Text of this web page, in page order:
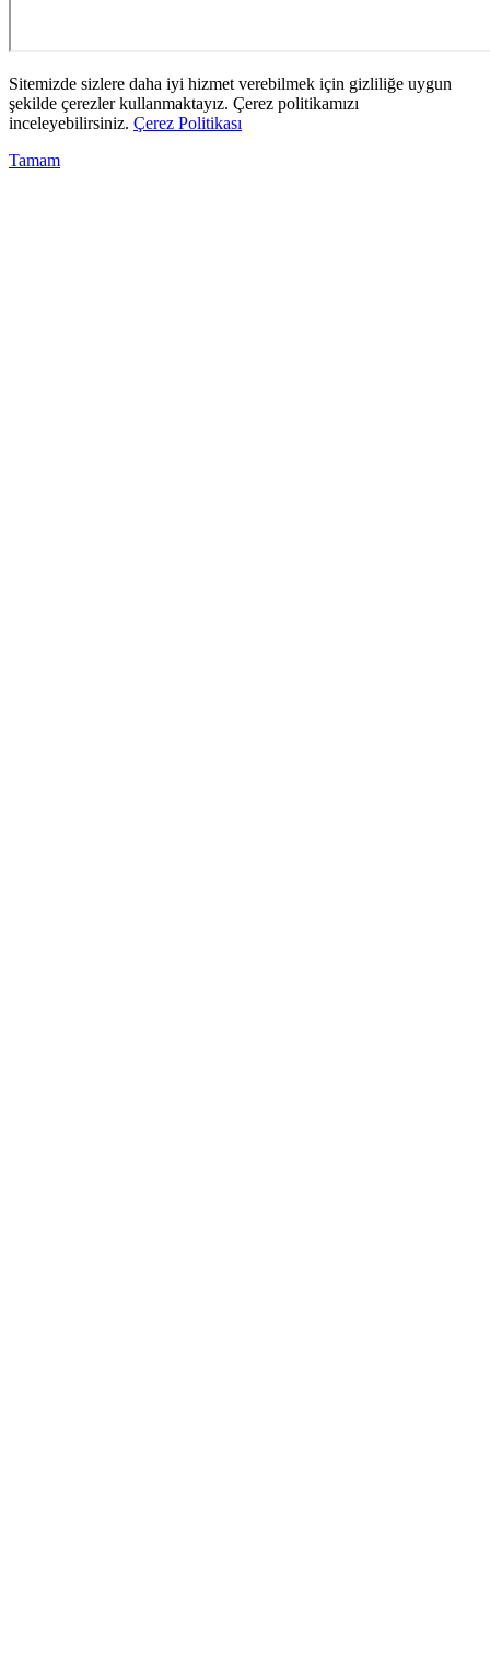
Sitemizde sizlere daha iyi hizmet verebilmek için gizliliğe uygun
şekilde çerezler kullanmaktayız. Çerez politikamızı
inceleyebilirsiniz. Çerez Politikası
Tamam